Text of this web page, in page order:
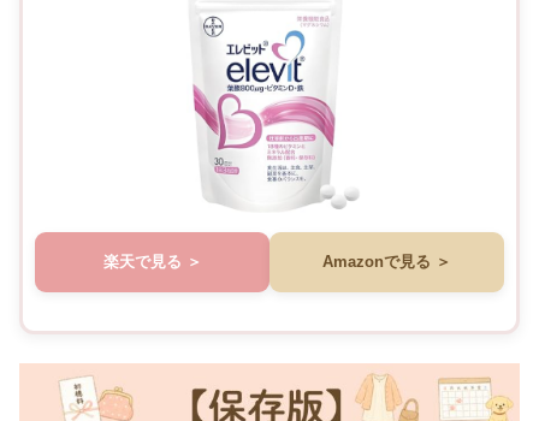
楽天で見る Amazonで見る